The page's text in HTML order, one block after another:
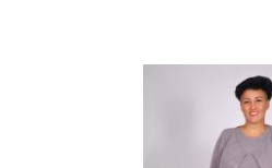
do koszyka